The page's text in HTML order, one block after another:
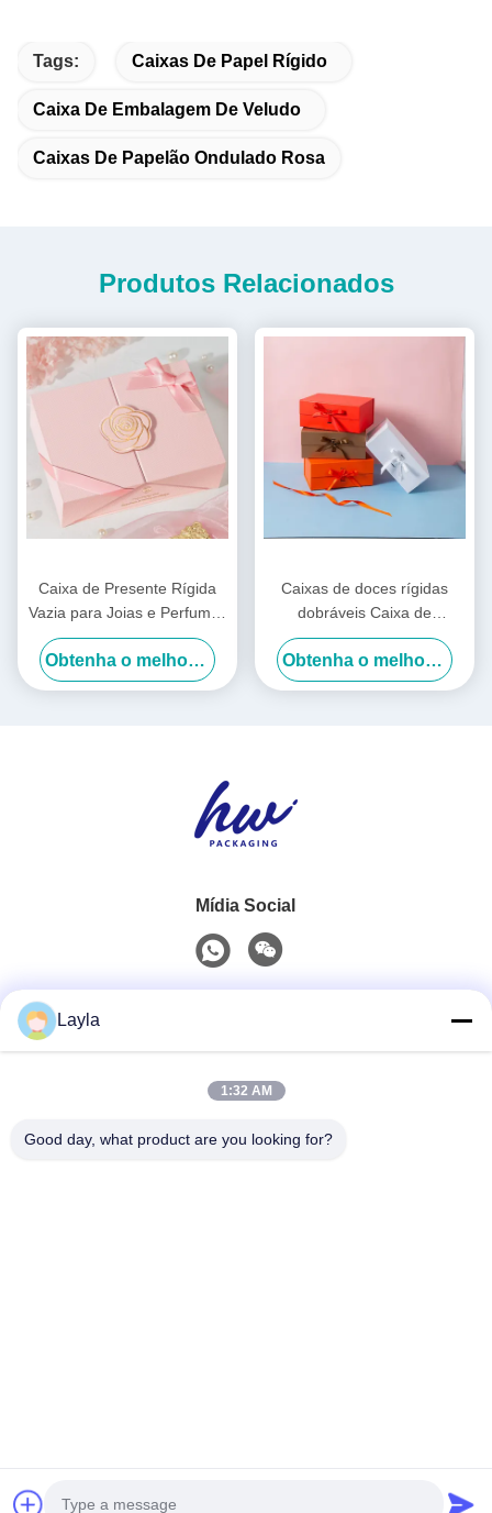
Tags: Caixas De Papel Rígido
Caixa De Embalagem De Veludo
Caixas De Papelão Ondulado Rosa
Produtos Relacionados
Caixa de Presente Rígida
Vazia para Joias e Perfumes
com Logotipo Personalizado
Obtenha o melhor preço
Caixas de doces rígidas
dobráveis Caixa de
presentes de roupas de
cartão ondulado para férias
Obtenha o melhor preço
Mídia Social
0086-18688885859
Layla
1:32 AM
Good day, what product are you looking for?